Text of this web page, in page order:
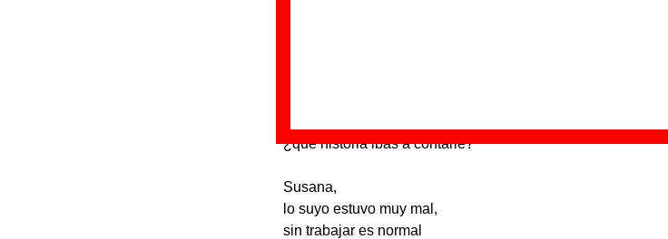
¿qué historia ibas a contarle?
Susana,
lo suyo estuvo muy mal,
sin trabajar es normal